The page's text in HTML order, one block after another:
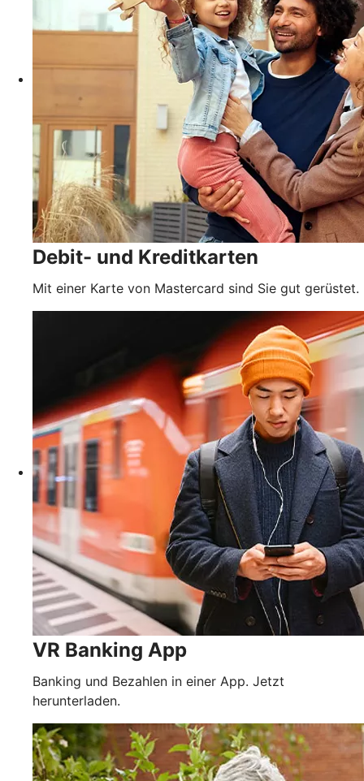
Debit- und Kreditkarten
Mit einer Karte von Mastercard sind Sie gut gerüstet.
VR Banking App
Banking und Bezahlen in einer App. Jetzt
herunterladen.